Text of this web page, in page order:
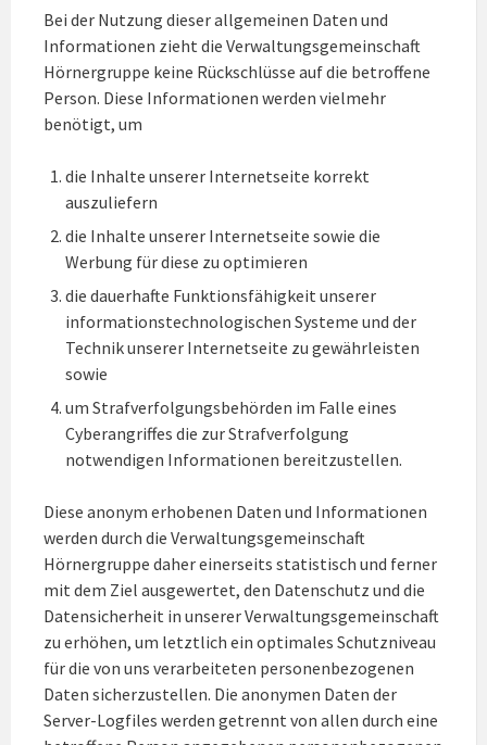
Bei der Nutzung dieser allgemeinen Daten und
Informationen zieht die Verwaltungsgemeinschaft
Hörnergruppe keine Rückschlüsse auf die betroffene
Person. Diese Informationen werden vielmehr
benötigt, um
die Inhalte unserer Internetseite korrekt
auszuliefern
die Inhalte unserer Internetseite sowie die
Werbung für diese zu optimieren
die dauerhafte Funktionsfähigkeit unserer
informationstechnologischen Systeme und der
Technik unserer Internetseite zu gewährleisten
sowie
um Strafverfolgungsbehörden im Falle eines
Cyberangriffes die zur Strafverfolgung
notwendigen Informationen bereitzustellen.
Diese anonym erhobenen Daten und Informationen
werden durch die Verwaltungsgemeinschaft
Hörnergruppe daher einerseits statistisch und ferner
mit dem Ziel ausgewertet, den Datenschutz und die
Datensicherheit in unserer Verwaltungsgemeinschaft
zu erhöhen, um letztlich ein optimales Schutzniveau
für die von uns verarbeiteten personenbezogenen
Daten sicherzustellen. Die anonymen Daten der
Server-Logfiles werden getrennt von allen durch eine